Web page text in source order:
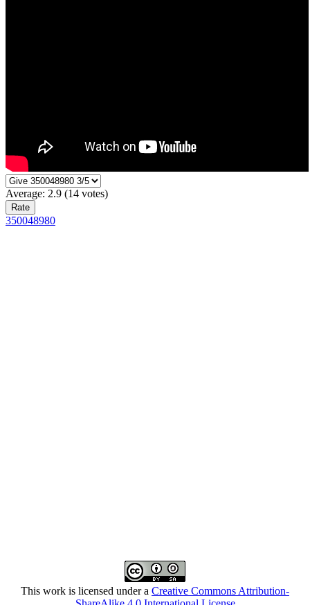
Average: 2.9 (14 votes)
350048980
This work is licensed under a Creative Commons Attribution-